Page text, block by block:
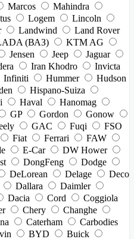
Marcos
Mahindra
Logem
Lincoln
Landwind
Land Rover
(ВАЗ)
KTM AG
Jensen Jeep
Jaguar
Iran Khodro
Invicta
Infiniti Hummer
Hudson
Hispano-Suiza
Haval
Hanomag
GP Gordon
Gonow
GAC Fuqi
FSO
Fiat Ferrari
FAW
E-Car
DW Hower
DongFeng
Dodge
DeLorean Delage
Deco
Dallara
Daimler
Dacia Cord
Coggiola
Chery
Changhe
Caterham
Carbodies
BYD
Buick